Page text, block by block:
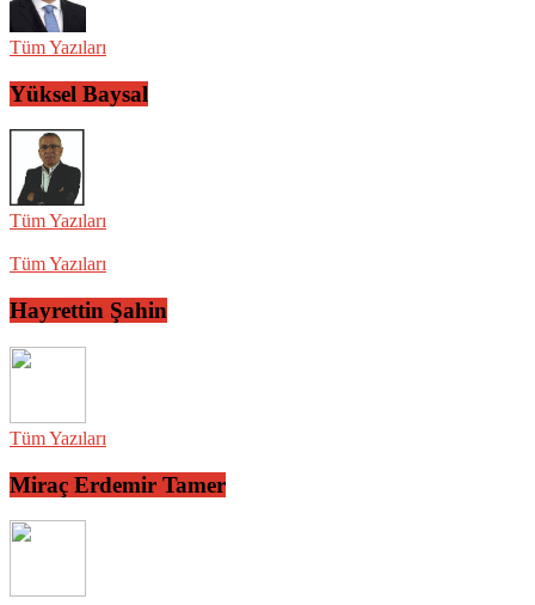
Tüm Yazıları
Yüksel Baysal
Tüm Yazıları
Tüm Yazıları
Hayrettin Şahin
Tüm Yazıları
Miraç Erdemir Tamer